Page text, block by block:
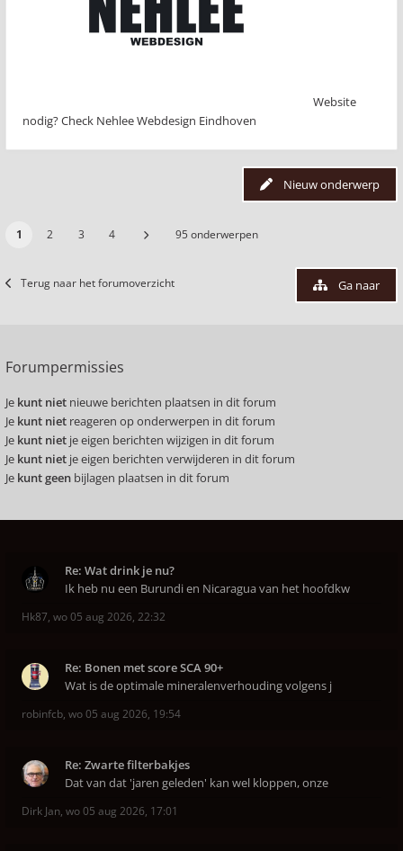
Website
nodig? Check Nehlee Webdesign Eindhoven
Nieuw onderwerp
1 2 3 4 95 onderwerpen
Terug naar het forumoverzicht Ga naar
Forumpermissies
Je kunt niet nieuwe berichten plaatsen in dit forum
Je kunt niet reageren op onderwerpen in dit forum
Je kunt niet je eigen berichten wijzigen in dit forum
Je kunt niet je eigen berichten verwijderen in dit forum
Je kunt geen bijlagen plaatsen in dit forum
Re: Wat drink je nu?
Ik heb nu een Burundi en Nicaragua van het hoofdkw
Hk87, wo 05 aug 2026, 22:32
Re: Bonen met score SCA 90+
Wat is de optimale mineralenverhouding volgens j
robinfcb, wo 05 aug 2026, 19:54
Re: Zwarte filterbakjes
Dat van dat 'jaren geleden' kan wel kloppen, onze
Dirk Jan, wo 05 aug 2026, 17:01